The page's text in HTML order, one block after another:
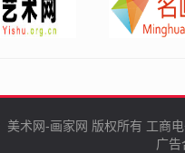
美术网-画家网 版权所有 工商
广